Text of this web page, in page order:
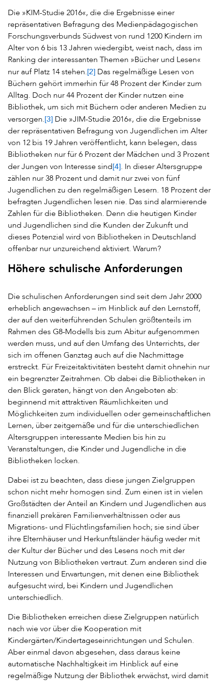
Die »KIM-Studie 2016«, die die Ergebnisse einer
repräsentativen Befragung des Medienpädagogischen
Forschungsverbunds Südwest von rund 1200 Kindern im
Alter von 6 bis 13 Jahren wiedergibt, weist nach, dass im
Ranking der interessanten Themen »Bücher und Lesen«
nur auf Platz 14 stehen.[2] Das regelmäßige Lesen von
Büchern gehört immerhin für 48 Prozent der Kinder zum
Alltag. Doch nur 44 Prozent der Kinder nutzen eine
Bibliothek, um sich mit Büchern oder anderen Medien zu
versorgen.[3] Die »JIM-Studie 2016«, die die Ergebnisse
der repräsentativen Befragung von Jugendlichen im Alter
von 12 bis 19 Jahren veröffentlicht, kann belegen, dass
Bibliotheken nur für 6 Prozent der Mädchen und 3 Prozent
der Jungen von Interesse sind[4]. In dieser Altersgruppe
zählen nur 38 Prozent und damit nur zwei von fünf
Jugendlichen zu den regelmäßigen Lesern. 18 Prozent der
befragten Jugendlichen lesen nie. Das sind alarmierende
Zahlen für die Bibliotheken. Denn die heutigen Kinder
und Jugendlichen sind die Kunden der Zukunft und
dieses Potenzial wird von Bibliotheken in Deutschland
offenbar nur unzureichend aktiviert. Warum?
Höhere schulische Anforderungen
Die schulischen Anforderungen sind seit dem Jahr 2000
erheblich angewachsen – im Hinblick auf den Lernstoff,
der auf den weiterführenden Schulen größtenteils im
Rahmen des G8-Modells bis zum Abitur aufgenommen
werden muss, und auf den Umfang des Unterrichts, der
sich im offenen Ganztag auch auf die Nachmittage
erstreckt. Für Freizeitaktivitäten besteht damit ohnehin nur
ein begrenzter Zeitrahmen. Ob dabei die Bibliotheken in
den Blick geraten, hängt von den Angeboten ab:
beginnend mit attraktiven Räumlichkeiten und
Möglichkeiten zum individuellen oder gemeinschaftlichen
Lernen, über zeitgemäße und für die unterschiedlichen
Altersgruppen interessante Medien bis hin zu
Veranstaltungen, die Kinder und Jugendliche in die
Bibliotheken locken.
Dabei ist zu beachten, dass diese jungen Zielgruppen
schon nicht mehr homogen sind. Zum einen ist in vielen
Großstädten der Anteil an Kindern und Jugendlichen aus
finanziell prekären Familienverhältnissen oder aus
Migrations- und Flüchtlingsfamilien hoch; sie sind über
ihre Elternhäuser und Herkunftsländer häufig weder mit
der Kultur der Bücher und des Lesens noch mit der
Nutzung von Bibliotheken vertraut. Zum anderen sind die
Interessen und Erwartungen, mit denen eine Bibliothek
aufgesucht wird, bei Kindern und Jugendlichen
unterschiedlich.
Die Bibliotheken erreichen diese Zielgruppen natürlich
nach wie vor über die Kooperation mit
Kindergärten/Kindertageseinrichtungen und Schulen.
Aber einmal davon abgesehen, dass daraus keine
automatische Nachhaltigkeit im Hinblick auf eine
regelmäßige Nutzung der Bibliothek erwächst, wird damit